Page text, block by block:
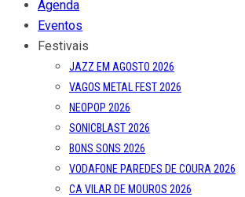
Agenda
Eventos
Festivais
JAZZ EM AGOSTO 2026
VAGOS METAL FEST 2026
NEOPOP 2026
SONICBLAST 2026
BONS SONS 2026
VODAFONE PAREDES DE COURA 2026
CA VILAR DE MOUROS 2026